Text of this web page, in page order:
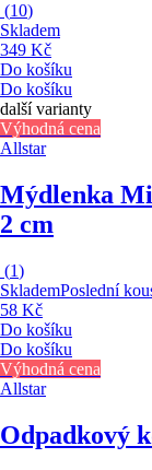
(10)
Skladem
349 Kč
Do košíku
Do košíku
další varianty
Výhodná cena
Allstar
Mýdlenka
2 cm
(1)
SklademPoslední
58 Kč
Do košíku
Do košíku
Výhodná cena
Allstar
Odpadkový